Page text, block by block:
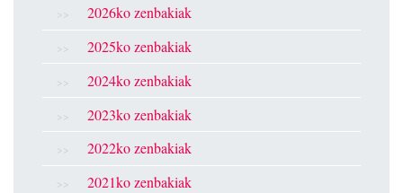
2026ko zenbakiak
2025ko zenbakiak
2024ko zenbakiak
2023ko zenbakiak
2022ko zenbakiak
2021ko zenbakiak